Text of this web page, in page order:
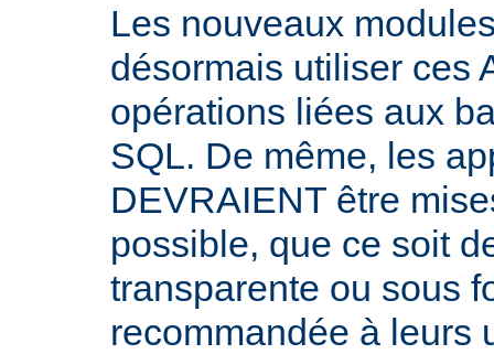
Les nouveaux
désormais utiliser ces
opérations liées aux
SQL. De même, les
DEVRAIENT être
possible, que ce soit
transparente ou sous
recommandée à leurs